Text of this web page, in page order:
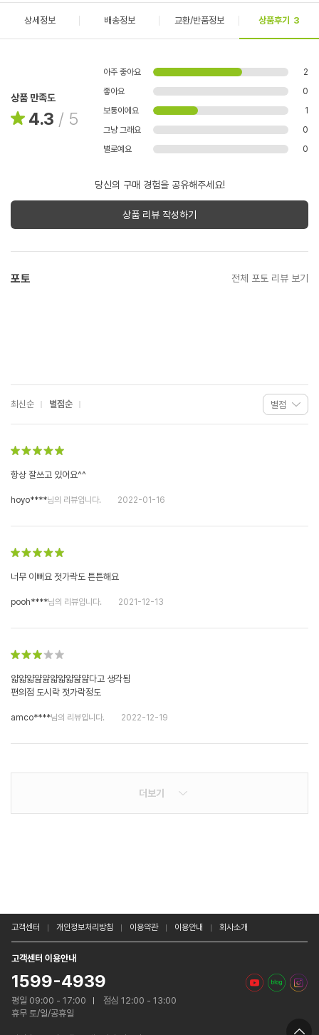
상세정보 배송정보 교환/반품정보 상품후기 3
상품 만족도
4.3 / 5
아주 좋아요
2
좋아요
0
보통이에요
1
그냥 그래요
0
별로예요
0
당신의 구매 경험을 공유해주세요!
상품 리뷰 작성하기
포토 전체 포토 리뷰 보기
최신순 별점순
항상 잘쓰고 있어요^^
hoyo****님의 리뷰입니다. 2022-01-16
너무 이뻐요 젓가락도 튼튼해요
pooh****님의 리뷰입니다. 2021-12-13
얇얇얇얊얊얇얇얇얊얊다고 생각됨
편의점 도시락 젓가락정도
amco****님의 리뷰입니다. 2022-12-19
더보기
고객센터 개인정보처리방침 이용약관 이용안내 회사소개
고객센터 이용안내
1599-4939
평일 09:00 - 17:00
점심 12:00 - 13:00
휴무 토/일/공휴일